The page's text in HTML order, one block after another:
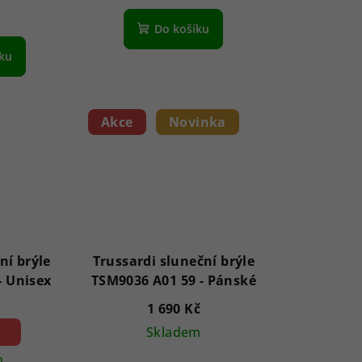
Do košíku
brýle
AVGSR 5BK 63 - Unisex
Akce Novinka
Trussardi sluneční brýle
TSM9036 A01 59 - Pánské
1 690 Kč
Skladem